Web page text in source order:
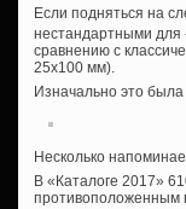
Если подняться на
нестандартными для
сравнению с
25х100 мм).
Изначально это
Несколько
В «Каталоге 2017»
противоположенным